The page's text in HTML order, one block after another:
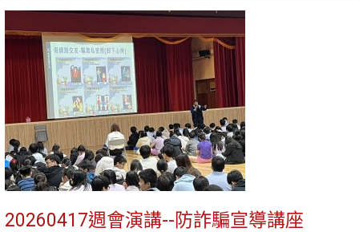
20260417週會演講--防詐騙宣導講座